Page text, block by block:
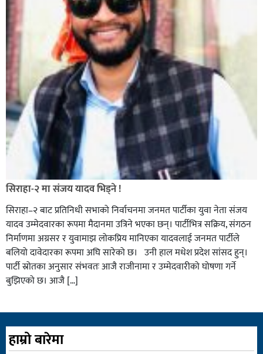
सिराहा-२ मा संजय यादव भिड्ने !
सिराहा–२ बाट प्रतिनिधी सभाको निर्वाचनमा जनमत पार्टीका युवा नेता संजय
यादव उम्मेदवारका रूपमा मैदानमा उत्रिने भएका छन्। पार्टीभित्र सक्रिय, संगठन
निर्माणमा अग्रसर र युवामाझ लोकप्रिय मानिएका यादवलाई जनमत पार्टीले
बलियो दावेदारका रूपमा अघि सारेको छ। उनी हाल मधेश प्रदेश सांसद हुन्।
पार्टी स्रोतका अनुसार संभवतः आजै राजीनामा र उम्मेदवारीको घोषणा गर्ने
बुझिएको छ। आजै […]
हाम्रो बारेमा